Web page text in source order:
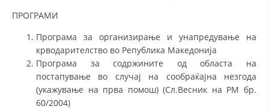
ПРОГРАМИ
Програма за организирање и унапредување на
крводарителство во Република Македонија
Програма за содржините од областа на
постапување во случај на сообраќајна незгода
(укажување на прва помош) (Сл.Весник на РМ бр.
60/2004)